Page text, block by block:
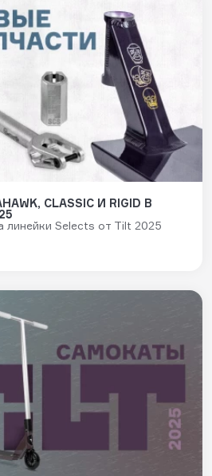
CLASSIC И RIGID В
Selects от Tilt 2025